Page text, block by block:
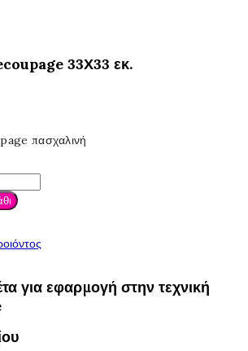
33Χ33 εκ.
πασχαλινή
για εφαρμογή στην τεχνική